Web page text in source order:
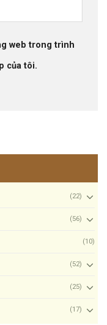
web trong trình
của tôi.
(22)
(56)
(10)
(52)
(25)
(17)